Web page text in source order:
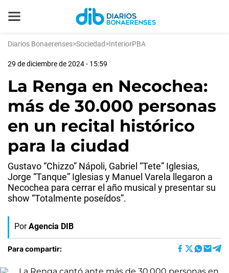
Diarios Bonaerenses>Sociedad>InteriorPBA
29 de diciembre de 2024 - 15:59
La Renga en Necochea:
más de 30.000 personas
en un recital histórico
para la ciudad
Gustavo “Chizzo” Nápoli, Gabriel “Tete” Iglesias,
Jorge “Tanque” Iglesias y Manuel Varela llegaron a
Necochea para cerrar el año musical y presentar su
show “Totalmente poseídos”.
Por Agencia DIB
Para compartir: